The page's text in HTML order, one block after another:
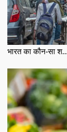
भारत का कौन-सा श...